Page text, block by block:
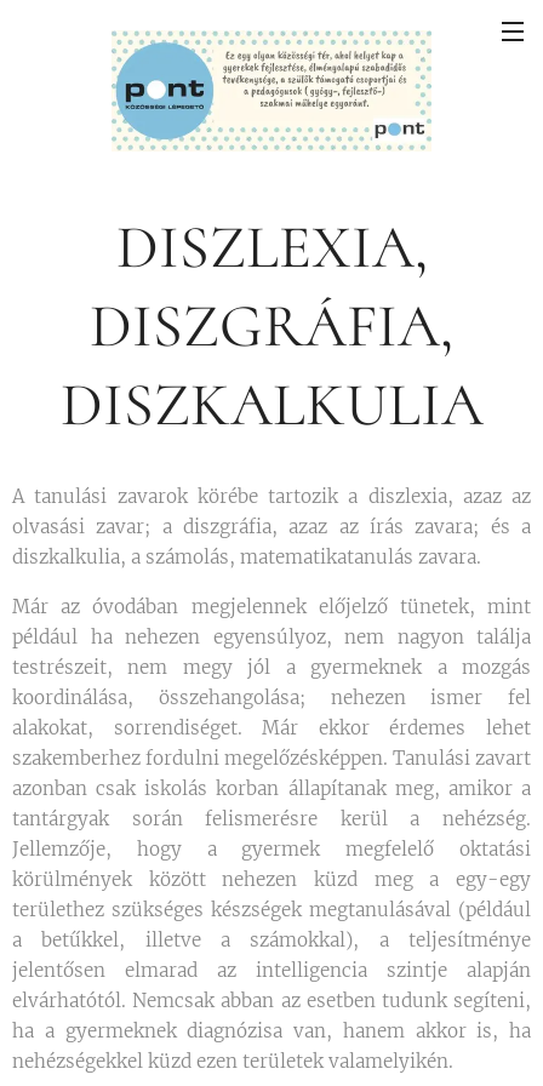
DISZLEXIA,
DISZGRÁFIA,
DISZKALKULIA
A tanulási zavarok körébe tartozik a diszlexia, azaz az
olvasási zavar; a diszgráfia, azaz az írás zavara; és a
diszkalkulia, a számolás, matematikatanulás zavara.
Már az óvodában megjelennek előjelző tünetek, mint
például ha nehezen egyensúlyoz, nem nagyon találja
testrészeit, nem megy jól a gyermeknek a mozgás
koordinálása, összehangolása; nehezen ismer fel
alakokat, sorrendiséget. Már ekkor érdemes lehet
szakemberhez fordulni megelőzésképpen. Tanulási zavart
azonban csak iskolás korban állapítanak meg, amikor a
tantárgyak során felismerésre kerül a nehézség.
Jellemzője, hogy a gyermek megfelelő oktatási
körülmények között nehezen küzd meg a egy-egy
területhez szükséges készségek megtanulásával (például
a betűkkel, illetve a számokkal), a teljesítménye
jelentősen elmarad az intelligencia szintje alapján
elvárhatótól. Nemcsak abban az esetben tudunk segíteni,
ha a gyermeknek diagnózisa van, hanem akkor is, ha
nehézségekkel küzd ezen területek valamelyikén.